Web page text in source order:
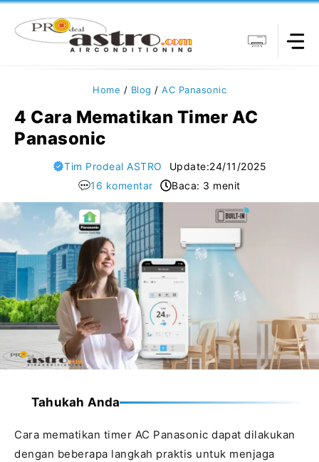
Home / Blog / AC Panasonic
4 Cara Mematikan Timer AC
Panasonic
Tim Prodeal ASTRO Update:24/11/2025
16 komentar
Baca: 3 menit
Tahukah Anda
Cara mematikan timer AC Panasonic dapat dilakukan
dengan beberapa langkah praktis untuk menjaga